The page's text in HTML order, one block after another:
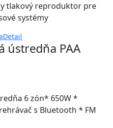
tlakový reproduktor pre
systémy
Detail
ústredňa PAA
6 zón* 650W *
s Bluetooth * FM